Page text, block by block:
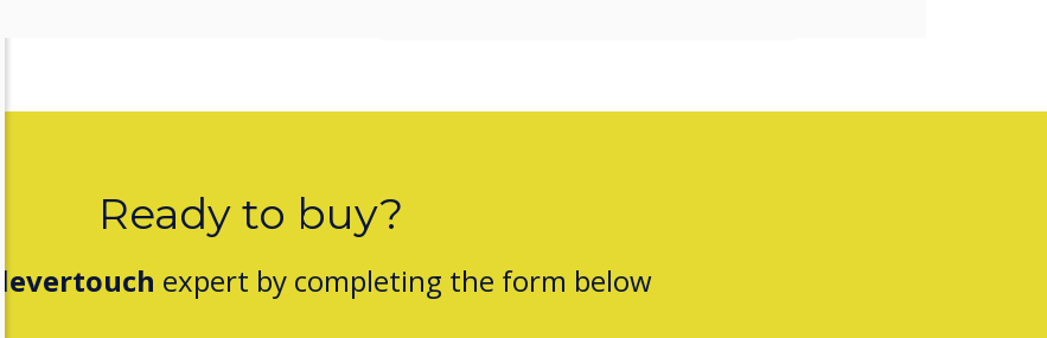
Ready to buy?
Clevertouch expert by completing the form below